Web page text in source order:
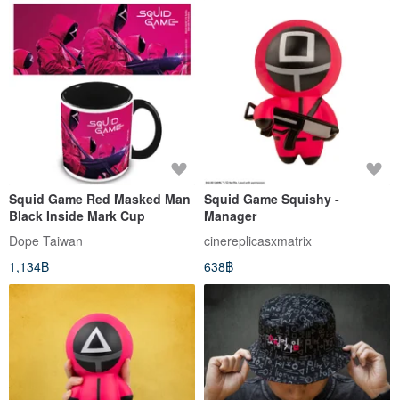
Squid Game Red Masked Man
Black Inside Mark Cup
Dope Taiwan
1,134฿
Squid Game Squishy -
Manager
cinereplicasxmatrix
638฿